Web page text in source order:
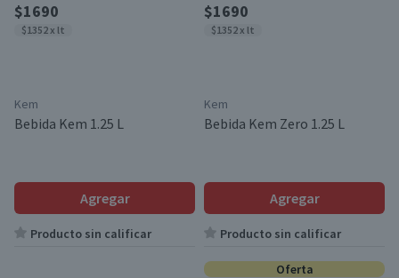
$1690
$1352 x lt
Kem
Bebida Kem 1.25 L
Agregar
Producto sin calificar
$1690
$1352 x lt
Kem
Bebida Kem Zero 1.25 L
Agregar
Producto sin calificar
Oferta